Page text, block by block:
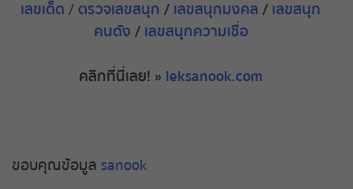
เลขเด็ด / ตรวจเลขสนุก / เลขสนุกมงคล / เลขสนุก
คนดัง / เลขสนุกความเชื่อ
คลิกที่นี่เลย! » leksanook.com
ขอบคุณข้อมูล sanook